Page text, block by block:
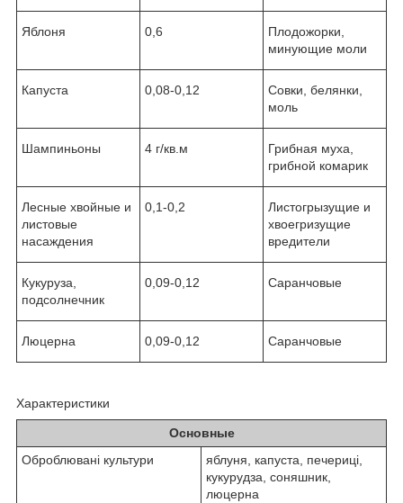
Яблоня 0,6
Плодожорки,
минующие моли
Капуста 0,08-0,12
Совки, белянки,
моль
Шампиньоны 4 г/кв.м
Грибная муха,
грибной комарик
Лесные хвойные и
листовые
насаждения
0,1-0,2
Листогрызущие и
хвоегризущие
вредители
Кукуруза,
подсолнечник
0,09-0,12 Саранчовые
Люцерна 0,09-0,12 Саранчовые
Характеристики
Основные
Оброблювані культури
яблуня, капуста, печериці,
кукурудза, соняшник,
люцерна